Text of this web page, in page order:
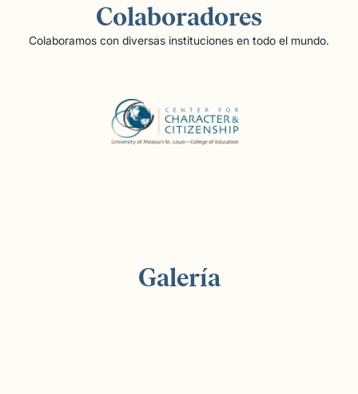
Colaboradores
Colaboramos con diversas instituciones en todo el mundo.
Galería